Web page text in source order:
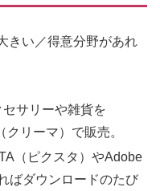
きい／得意分野があれ
セサリーや雑貨を
リーマ）で販売。
（ピクスタ）やAdobe
ばダウンロードのたび